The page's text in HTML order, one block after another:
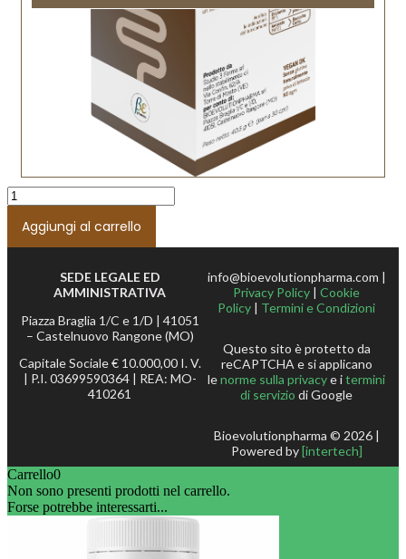
Aggiungi al carrello
SEDE LEGALE ED
AMMINISTRATIVA
Piazza Braglia 1/C e 1/D | 41051
– Castelnuovo Rangone (MO)
Capitale Sociale € 10.000,00 I. V.
| P.I. 03699590364 | REA: MO-
410261
info@bioevolutionpharma.com |
Privacy Policy | Cookie
Policy | Termini e Condizioni
Questo sito è protetto da
reCAPTCHA e si applicano
lenorme sulla privacye itermini
di servizio di Google
Bioevolutionpharma © 2026 |
Powered by[intertech]
Carrello0
Non sono presenti prodotti nel carrello.
Forse potrebbe interessarti...